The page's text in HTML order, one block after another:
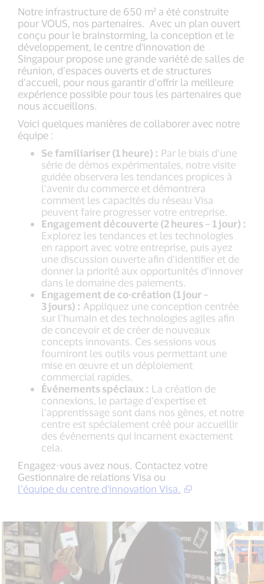
Notre infrastructure de 650 m² a été construite
pour VOUS, nos partenaires. Avec un plan ouvert
conçu pour le brainstorming, la conception et le
développement, le centre d'innovation de
Singapour propose une grande variété de salles de
réunion, d’espaces ouverts et de structures
d’accueil, pour nous garantir d’offrir la meilleure
expérience possible pour tous les partenaires que
nous accueillons.
Voici quelques manières de collaborer avec notre
équipe :
Se familiariser (1 heure) : Par le biais d’une
série de démos expérimentales, notre visite
guidée observera les tendances propices à
l’avenir du commerce et démontrera
comment les capacités du réseau Visa
peuvent faire progresser votre entreprise.
Engagement découverte (2 heures – 1 jour) :
Explorez les tendances et les technologies
en rapport avec votre entreprise, puis ayez
une discussion ouverte afin d’identifier et de
donner la priorité aux opportunités d’innover
dans le domaine des paiements.
Engagement de co-création (1 jour –
3 jours) : Appliquez une conception centrée
sur l’humain et des technologies agiles afin
de concevoir et de créer de nouveaux
concepts innovants. Ces sessions vous
fourniront les outils vous permettant une
mise en œuvre et un déploiement
commercial rapides.
Événements spéciaux : La création de
connexions, le partage d’expertise et
l’apprentissage sont dans nos gènes, et notre
centre est spécialement créé pour accueillir
des événements qui incarnent exactement
cela.
Engagez-vous avez nous. Contactez votre
Gestionnaire de relations Visa ou
l’équipe du centre d'innovation Visa.